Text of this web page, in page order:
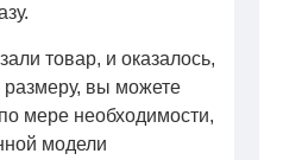
товар, и оказалось,
размеру, вы можете
мере необходимости,
модели